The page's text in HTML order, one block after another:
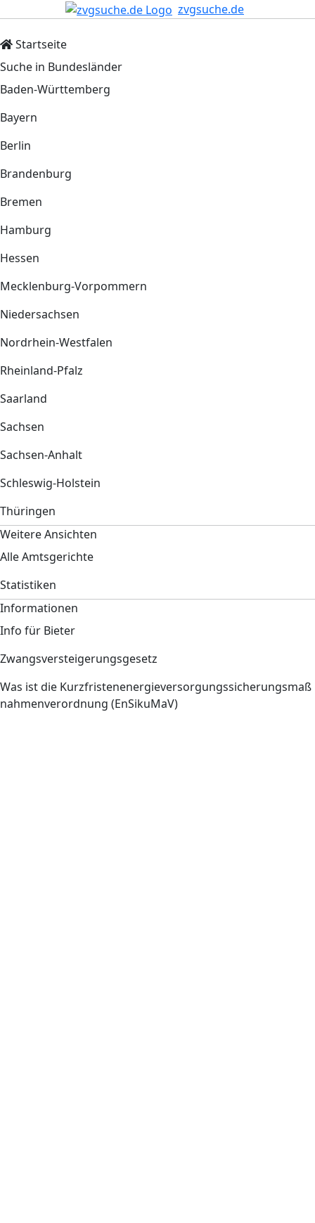
zvgsuche.de
Startseite
Suche in Bundesländer
Baden-Württemberg
Bayern
Berlin
Brandenburg
Bremen
Hamburg
Hessen
Mecklenburg-Vorpommern
Niedersachsen
Nordrhein-Westfalen
Rheinland-Pfalz
Saarland
Sachsen
Sachsen-Anhalt
Schleswig-Holstein
Thüringen
Weitere Ansichten
Alle Amtsgerichte
Statistiken
Informationen
Info für Bieter
Zwangsversteigerungsgesetz
Was ist die Kurzfristenenergieversorgungssicherungsmaß
nahmenverordnung (EnSikuMaV)